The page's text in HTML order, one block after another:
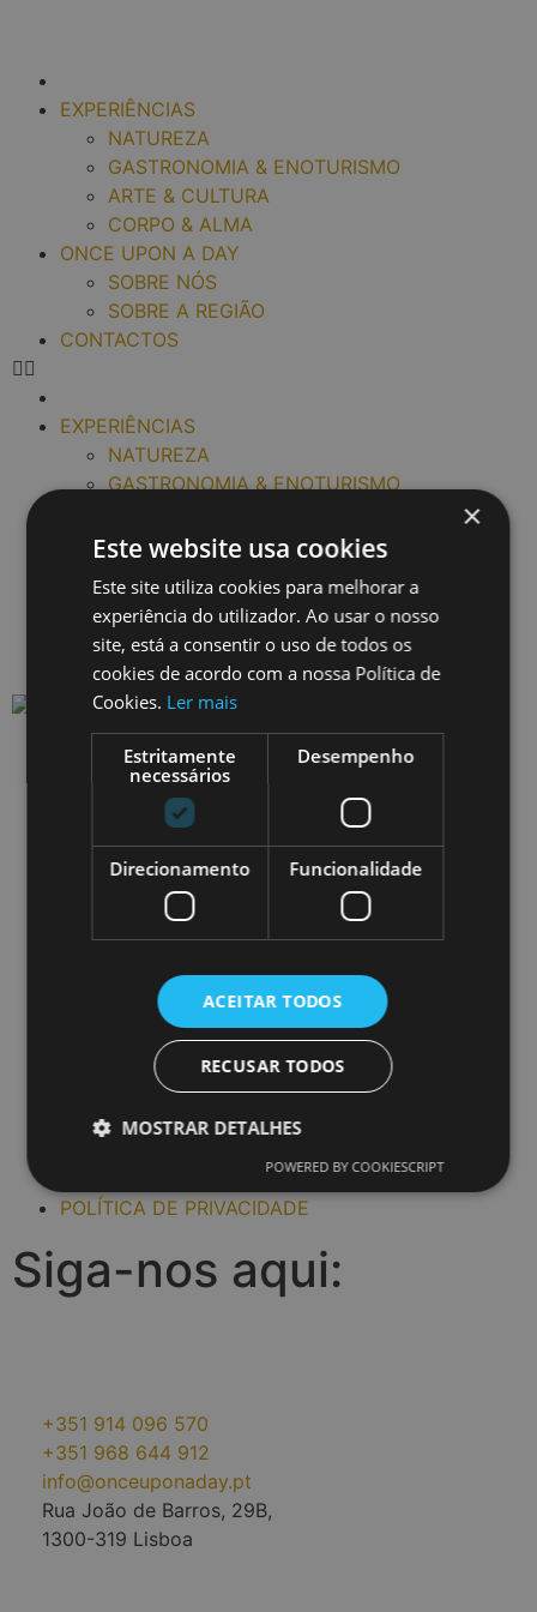
EXPERIÊNCIAS
NATUREZA
GASTRONOMIA & ENOTURISMO
ARTE & CULTURA
CORPO & ALMA
ONCE UPON A DAY
SOBRE NÓS
SOBRE A REGIÃO
CONTACTOS
EXPERIÊNCIAS
NATUREZA
GASTRONOMIA & ENOTURISMO
CORPO & ALMA
SOBRE NÓS
SOBRE A REGIÃO
CONTACTOS
EXPERIÊNCIAS
GASTRONOMIA & ENOTURISMO
ARTE & CULTURA
CORPO & ALMA
ONCE UPON A DAY
SOBRE NÓS
SOBRE A REGIÃO
POLÍTICA DE PRIVACIDADE
Siga-nos aqui:
+351 914 096 570
+351 968 644 912
info@onceuponaday.pt
Rua João de Barros, 29B,
1300-319 Lisboa
×
Este website usa cookies
Este site utiliza cookies para melhorar a
experiência do utilizador. Ao usar o nosso
site, está a consentir o uso de todos os
cookies de acordo com a nossa Política de
Cookies. Ler mais
Estritamente
necessários
Desempenho
Direcionamento Funcionalidade
ACEITAR TODOS
RECUSAR TODOS
MOSTRAR DETALHES
POWERED BY COOKIESCRIPT